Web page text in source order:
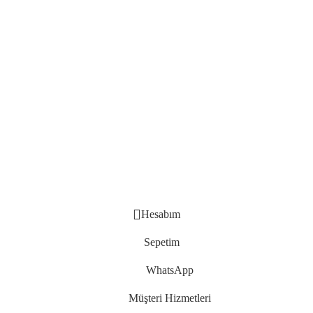
Hesabım
Sepetim
WhatsApp
Müşteri Hizmetleri